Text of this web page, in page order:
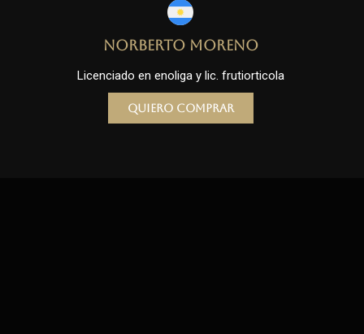
Norberto Moreno
Licenciado en enoliga y lic. frutiorticola
Quiero comprar